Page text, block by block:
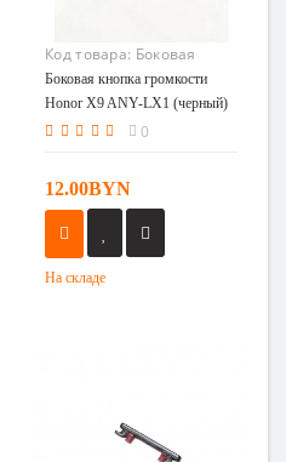
Код товара: Боковая
кнопка громкости Honor
X9 ANY-LX1 (черный)
Боковая кнопка громкости
Honor X9 ANY-LX1 (черный)
0
12.00BYN
На складе